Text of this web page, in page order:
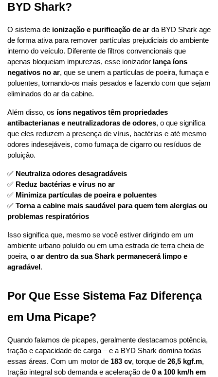
BYD Shark?
O sistema de ionização e purificação de ar da BYD Shark age
de forma ativa para remover partículas prejudiciais do ambiente
interno do veículo. Diferente de filtros convencionais que
apenas bloqueiam impurezas, esse ionizador lança íons
negativos no ar, que se unem a partículas de poeira, fumaça e
poluentes, tornando-os mais pesados e fazendo com que sejam
eliminados do ar da cabine.
Além disso, os íons negativos têm propriedades
antibacterianas e neutralizadoras de odores, o que significa
que eles reduzem a presença de vírus, bactérias e até mesmo
odores indesejáveis, como fumaça de cigarro ou resíduos de
poluição.
✅ Neutraliza odores desagradáveis
✅ Reduz bactérias e vírus no ar
✅ Minimiza partículas de poeira e poluentes
✅ Torna a cabine mais saudável para quem tem alergias ou
problemas respiratórios
Isso significa que, mesmo se você estiver dirigindo em um
ambiente urbano poluído ou em uma estrada de terra cheia de
poeira, o ar dentro da sua Shark permanecerá limpo e
agradável .
Por Que Esse Sistema Faz Diferença
em Uma Picape?
Quando falamos de picapes, geralmente destacamos potência,
tração e capacidade de carga – e a BYD Shark domina todas
essas áreas. Com um motor de 183 cv, torque de 26,5 kgf.m,
tração integral sob demanda e aceleração de 0 a 100 km/h em